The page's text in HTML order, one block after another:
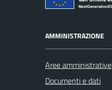
AMMINISTRAZIONE
Aree amministrative
Documenti e dati